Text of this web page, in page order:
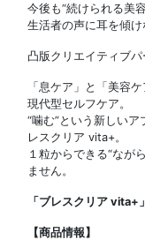
今後も“続けられる美
生活者の声に耳を傾け
凸版クリエイティブ
「息ケア」と「美容
現代型セルフケア。
“噛む”という新しい
レスクリア vita+。
１粒からできる“なが
ません。
「ブレスクリア vita+
【商品情報】